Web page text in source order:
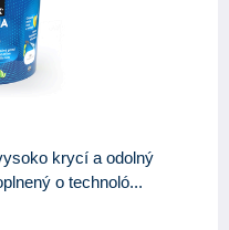
krycí a odolný
o technoló...